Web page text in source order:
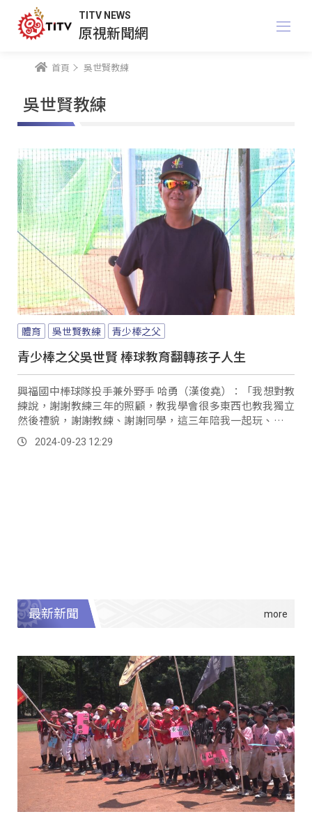
TITV NEWS
原視新聞網
首頁 吳世賢教練
吳世賢教練
體育 吳世賢教練 青少棒之父
青少棒之父吳世賢 棒球教育翻轉孩子人生
興福國中棒球隊投手兼外野手 哈勇（漢俊堯）：「我想對教
練說，謝謝教練三年的照顧，教我學會很多東西也教我獨立
然後禮貌，謝謝教練、謝謝同學，這三年陪我一起玩、一起
練球，然後以後還可以繼續在球場上面碰見。
2024-09-23 12:29
最新新聞